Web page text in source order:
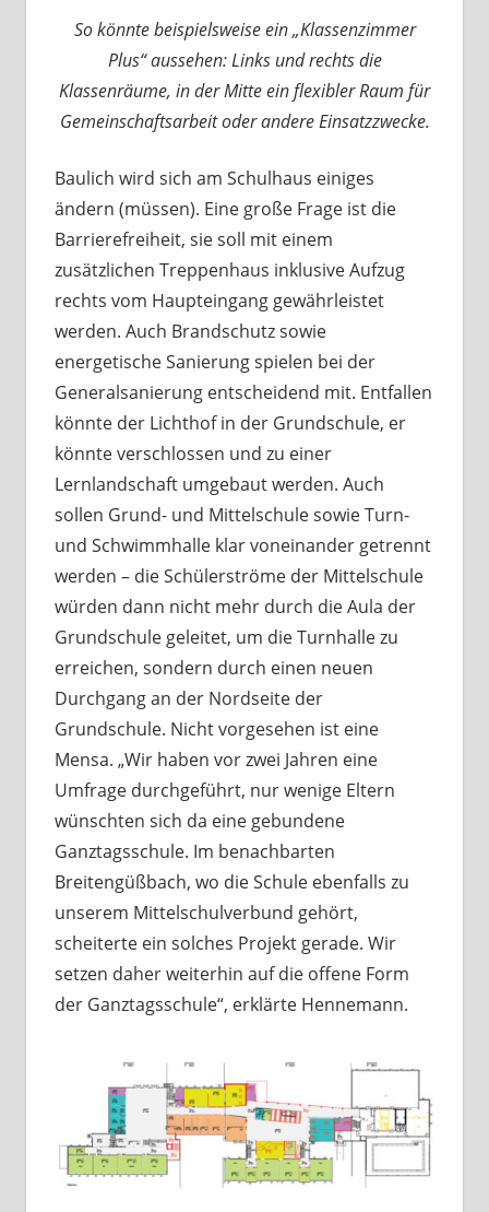
So könnte beispielsweise ein „Klassenzimmer
Plus“ aussehen: Links und rechts die
Klassenräume, in der Mitte ein flexibler Raum für
Gemeinschaftsarbeit oder andere Einsatzzwecke.
Baulich wird sich am Schulhaus einiges
ändern (müssen). Eine große Frage ist die
Barrierefreiheit, sie soll mit einem
zusätzlichen Treppenhaus inklusive Aufzug
rechts vom Haupteingang gewährleistet
werden. Auch Brandschutz sowie
energetische Sanierung spielen bei der
Generalsanierung entscheidend mit. Entfallen
könnte der Lichthof in der Grundschule, er
könnte verschlossen und zu einer
Lernlandschaft umgebaut werden. Auch
sollen Grund- und Mittelschule sowie Turn-
und Schwimmhalle klar voneinander getrennt
werden – die Schülerströme der Mittelschule
würden dann nicht mehr durch die Aula der
Grundschule geleitet, um die Turnhalle zu
erreichen, sondern durch einen neuen
Durchgang an der Nordseite der
Grundschule. Nicht vorgesehen ist eine
Mensa. „Wir haben vor zwei Jahren eine
Umfrage durchgeführt, nur wenige Eltern
wünschten sich da eine gebundene
Ganztagsschule. Im benachbarten
Breitengüßbach, wo die Schule ebenfalls zu
unserem Mittelschulverbund gehört,
scheiterte ein solches Projekt gerade. Wir
setzen daher weiterhin auf die offene Form
der Ganztagsschule“, erklärte Hennemann.